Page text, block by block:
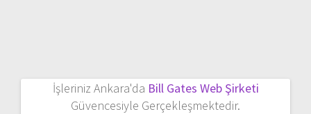
İşleriniz Ankara'da Bill Gates Web Şirketi
Güvencesiyle Gerçekleşmektedir.